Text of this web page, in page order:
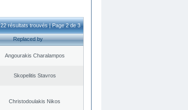
22 résultats trouvés | Page 2 de 3
Replaced by
Angourakis Charalampos
Skopelitis Stavros
Christodoulakis Nikos